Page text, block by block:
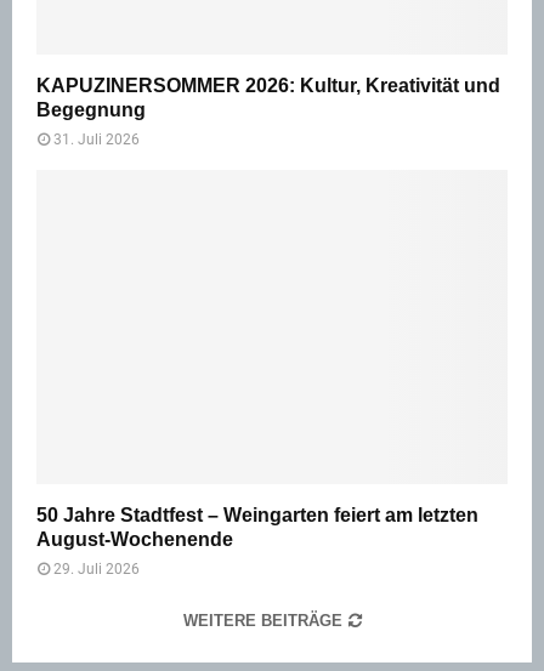
KAPUZINERSOMMER 2026: Kultur, Kreativität und
Begegnung
31. Juli 2026
50 Jahre Stadtfest – Weingarten feiert am letzten
August-Wochenende
29. Juli 2026
WEITERE BEITRÄGE